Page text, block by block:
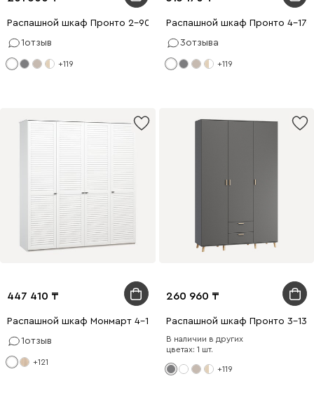
Распашной шкаф Пронто 2-90x210 Белый
1отзыв
+119
Распашной шкаф Пронто 4-
3отзыва
+119
447 410
Распашной шкаф Монмарт 4-180x220 Белый
1отзыв
+121
260 960
Распашной шкаф Пронто 3-
В наличии в других
цветах: 1 шт.
+119